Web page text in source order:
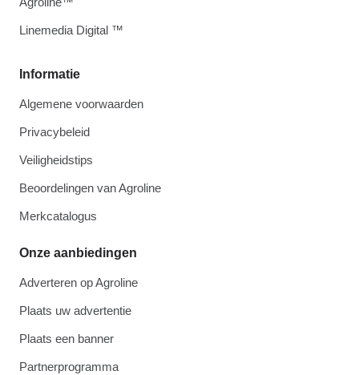
Informatie
Algemene voorwaarden
Privacybeleid
Veiligheidstips
Beoordelingen van Agroline
Merkcatalogus
Onze aanbiedingen
Adverteren op Agroline
Plaats uw advertentie
Plaats een banner
Partnerprogramma
Linemedia Digital ™